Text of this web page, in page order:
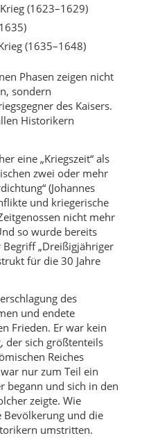
(1623–1629)
(1635–1648)
Phasen zeigen nicht
sondern
des Kaisers.
Historikern
eine „Kriegszeit“ als
zwei oder mehr
(Johannes
und kriegerische
nicht mehr
so wurde bereits
„Dreißigjähriger
für die 30 Jahre
des
und endete
Frieden. Er war kein
der sich größtenteils
Reiches
nur zum Teil ein
begann und sich in den
zeigte. Wie
Bevölkerung und die
umstritten.